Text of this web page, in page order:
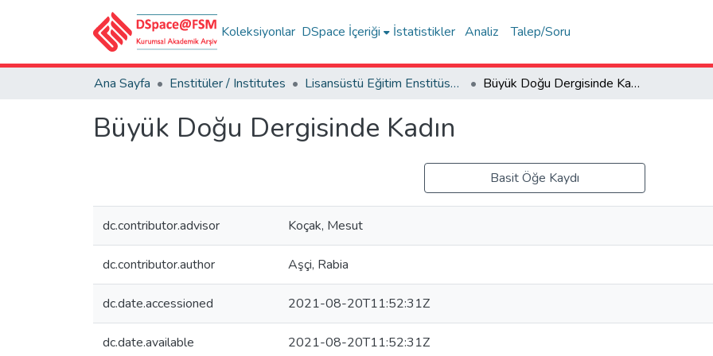
Koleksiyonlar DSpace İçeriği İstatistikler Analiz Talep/Soru
Ana Sayfa Enstitüler / Institutes Lisansüstü Eğitim Enstitüsü Tez Koleksiyonu Büyük Doğu Dergisinde Kadın
Büyük Doğu Dergisinde Kadın
Basit Öğe Kaydı
dc.contributor.advisor Koçak, Mesut
dc.contributor.author Aşçi, Rabia
dc.date.accessioned 2021-08-20T11:52:31Z
dc.date.available 2021-08-20T11:52:31Z